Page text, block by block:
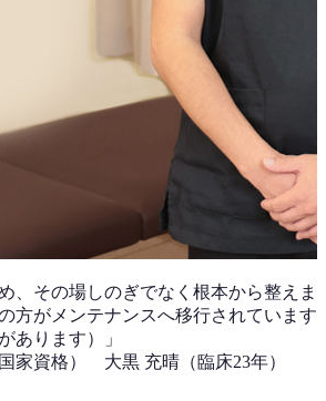
、その場しのぎでなく根本から整えま
方がメンテナンスへ移行されています
あります）」
家資格）
大黒 充晴 （臨床23年）